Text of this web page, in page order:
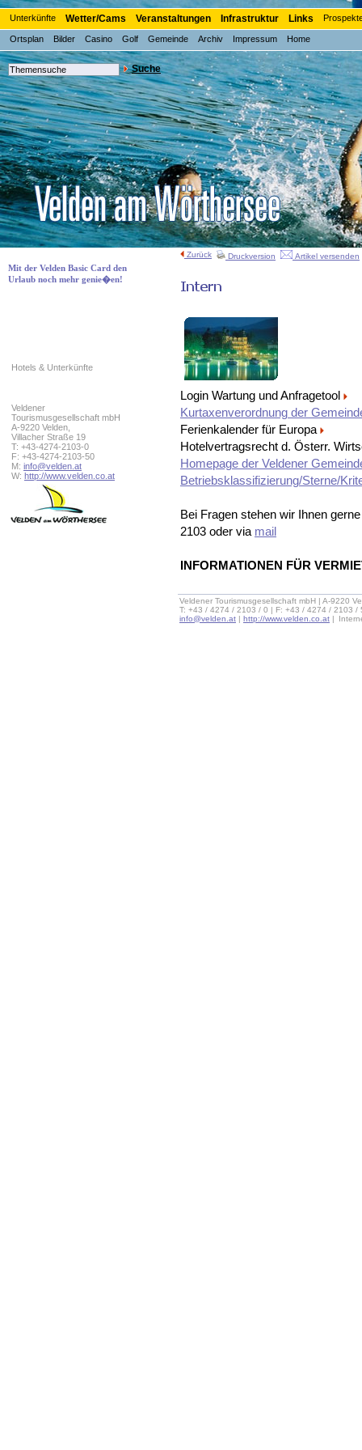
Unterkünfte Wetter/Cams Veranstaltungen Infrastruktur Links
Ortsplan Bilder Casino Golf Gemeinde Archiv Impressum Home
Mit der Velden Basic Card den
Urlaub noch mehr genie�en!
Suche
Hotels & Unterkünfte
Veldener
Tourismusgesellschaft mbH
A-9220 Velden,
Villacher Straße 19
T: +43-4274-2103-0
F: +43-4274-2103-50
M: info@velden.at
W: http://www.velden.co.at
Zurück Druckversion Artikel versenden
Login Wartung und Anfragetool
Kurtaxenverordnung der
Ferienkalender für Europa
Hotelvertragsrecht d. Österr.
Homepage der Veldener
Betriebsklassifizierung/Sterne/
Bei Fragen stehen wir Ihnen
2103 oder via mail
INFORMATIONEN FÜR
Veldener Tourismusgesellschaft mbH | A-9220
T: +43 / 4274 / 2103 / 0 | F: +43 / 4274 / 2103 /
info@velden.at | http://www.velden.co.at |